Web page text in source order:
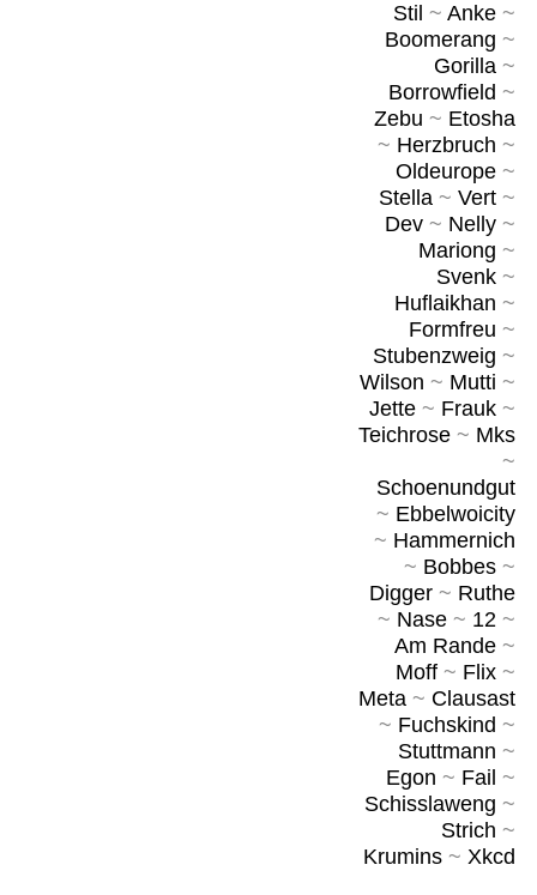
Stil ~ Anke~
Boomerang ~
Gorilla~
Borrowfield ~
Zebu ~ Etosha
~ Herzbruch ~
Oldeurope~
Stella~ Vert~
Dev~ Nelly~
Mariong ~
Svenk~
Huflaikhan ~
Formfreu ~
Stubenzweig ~
Wilson ~ Mutti ~
Jette~ Frauk~
Teichrose~ Mks
~
Schoenundgut
~ Ebbelwoicity
~ Hammernich
~ Bobbes~
Digger~ Ruthe
~ Nase~ 12~
Am Rande~
Moff~ Flix~
Meta~ Clausast
~ Fuchskind ~
Stuttmann ~
Egon ~ Fail ~
Schisslaweng ~
Strich ~
Krumins~ Xkcd